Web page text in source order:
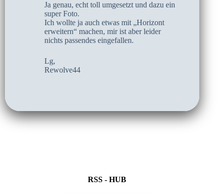
Ja genau, echt toll umgesetzt und dazu ein
super Foto.
Ich wollte ja auch etwas mit „Horizont
erweitern“ machen, mir ist aber leider
nichts passendes eingefallen.
Lg,
Rewolve44
RSS - HUB